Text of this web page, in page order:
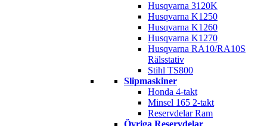
Husqvarna 3120K
Husqvarna K1250
Husqvarna K1260
Husqvarna K1270
Husqvarna RA10/RA10S
Rälsstativ
Stihl TS800
Slipmaskiner
Honda 4-takt
Minsel 165 2-takt
Reservdelar Ram
Övriga Reservdelar